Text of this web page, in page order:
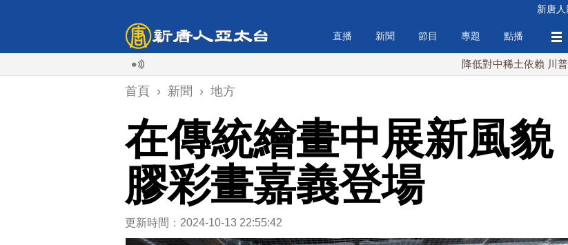
新唐
直播 新聞 節目 專題 點播
降低對中稀土依賴 川普宣布礦業
首頁 › 新聞 › 地方
在傳統繪畫中展新風貌
膠彩畫嘉義登場
更新時間：2024-10-13 22:55:42